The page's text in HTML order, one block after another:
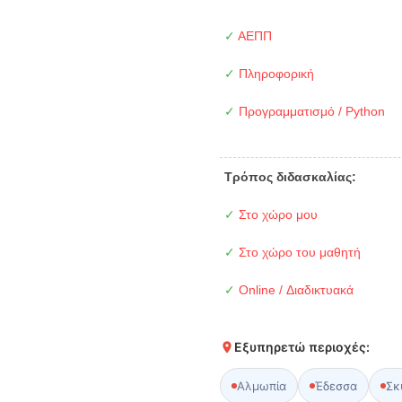
✓ ΑΕΠΠ
✓ Πληροφορική
✓ Προγραμματισμό / Python
Τρόπος διδασκαλίας:
✓ Στο χώρο μου
✓ Στο χώρο του μαθητή
✓ Online / Διαδικτυακά
Εξυπηρετώ περιοχές:
Αλμωπία Έδεσσα